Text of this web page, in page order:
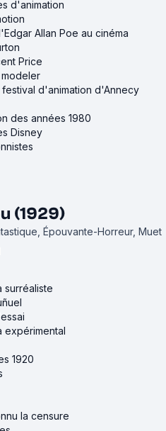
d'animation
Allan Poe au cinéma
Price
modeler
festival d'animation d'Annecy
des années 1980
Disney
(1929)
Épouvante-Horreur, Muet
surréaliste
expérimental
1920
la censure